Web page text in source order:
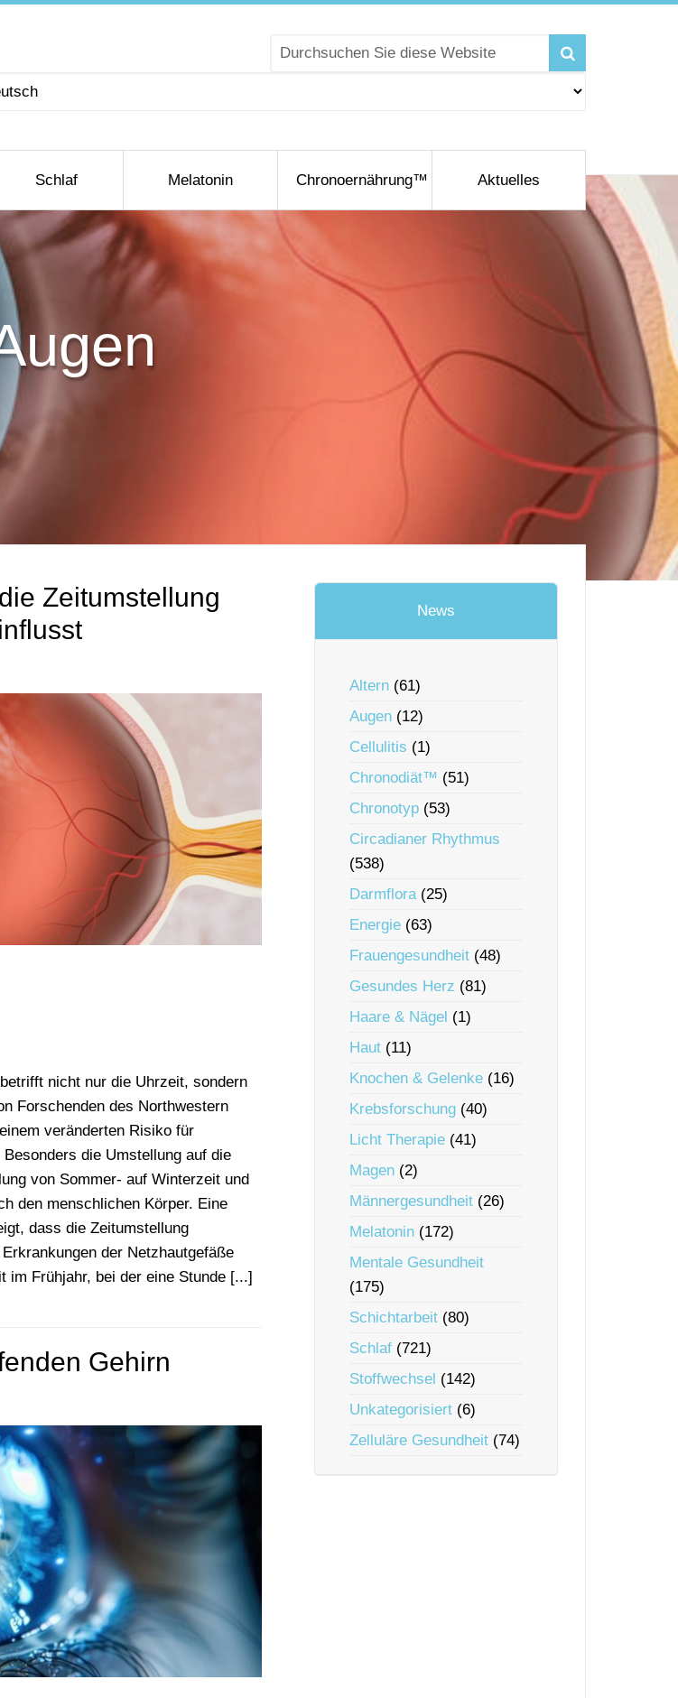
Schlaf Melatonin Chronoernährung™ Aktuelles
Zeitumstellung
nicht nur die Uhrzeit, sondern
Forschenden des Northwestern
veränderten Risiko für
die Umstellung auf die
von Sommer- auf Winterzeit und
den menschlichen Körper. Eine
dass die Zeitumstellung
der Netzhautgefäße
im Frühjahr, bei der eine Stunde [...]
Gehirn
News
Altern (61)
Augen (12)
Cellulitis (1)
Chronodiät™ (51)
Chronotyp (53)
Circadianer Rhythmus
(538)
Darmflora(25)
Energie (63)
Frauengesundheit (48)
Gesundes Herz (81)
Haare & Nägel (1)
Haut (11)
Knochen & Gelenke (16)
Krebsforschung (40)
Licht Therapie (41)
Magen (2)
Männergesundheit (26)
Melatonin (172)
Mentale Gesundheit
(175)
Schichtarbeit (80)
Schlaf (721)
Stoffwechsel (142)
Unkategorisiert (6)
Zelluläre Gesundheit (74)